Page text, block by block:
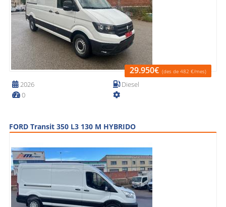
29.950€ (des de 482 €/mes)
2026
0
Diesel
FORD Transit 350 L3 130 M HYBRIDO